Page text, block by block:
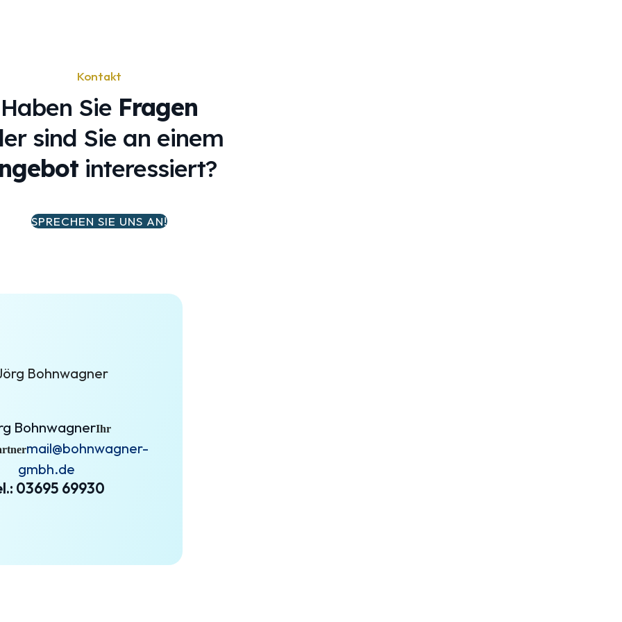
Kontakt
Haben Sie Fragen
sind Sie an einem
interessiert?
SPRECHEN SIE UNS AN!
BohnwagnerIhr
mail@bohnwagner-
gmbh.de
03695 69930